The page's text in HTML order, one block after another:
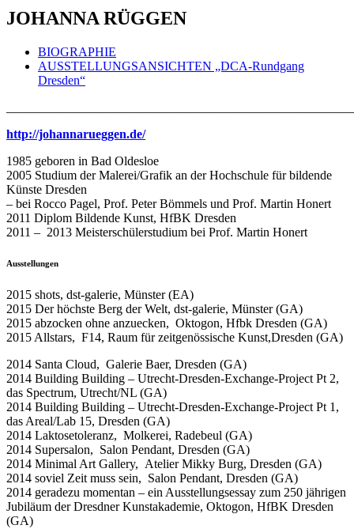
JOHANNA RÜGGEN
BIOGRAPHIE
AUSSTELLUNGSANSICHTEN „DCA-Rundgang
Dresden“
http://johannarueggen.de/
1985 geboren in Bad Oldesloe
2005 Studium der Malerei/Grafik an der Hochschule für bildende
Künste Dresden
– bei Rocco Pagel, Prof. Peter Bömmels und Prof. Martin Honert
2011 Diplom Bildende Kunst, HfBK Dresden
2011 – 2013 Meisterschülerstudium bei Prof. Martin Honert
Ausstellungen
2015 shots, dst-galerie, Münster (EA)
2015 Der höchste Berg der Welt, dst-galerie, Münster (GA)
2015 abzocken ohne anzuecken, Oktogon, Hfbk Dresden (GA)
2015 Allstars, F14, Raum für zeitgenössische Kunst,Dresden (GA)
2014 Santa Cloud, Galerie Baer, Dresden (GA)
2014 Building Building – Utrecht-Dresden-Exchange-Project Pt 2,
das Spectrum, Utrecht/NL (GA)
2014 Building Building – Utrecht-Dresden-Exchange-Project Pt 1,
das Areal/Lab 15, Dresden (GA)
2014 Laktosetoleranz, Molkerei, Radebeul (GA)
2014 Supersalon, Salon Pendant, Dresden (GA)
2014 Minimal Art Gallery, Atelier Mikky Burg, Dresden (GA)
2014 soviel Zeit muss sein, Salon Pendant, Dresden (GA)
2014 geradezu momentan – ein Ausstellungsessay zum 250 jährigen
Jubiläum der Dresdner Kunstakademie, Oktogon, HfBK Dresden
(GA)